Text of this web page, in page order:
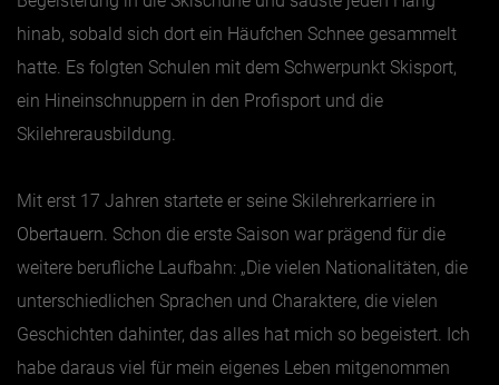
hinab, sobald sich dort ein Häufchen Schnee gesammelt
hatte. Es folgten Schulen mit dem Schwerpunkt Skisport,
ein Hineinschnuppern in den Profisport und die
Skilehrerausbildung.
Mit erst 17 Jahren startete er seine Skilehrerkarriere in
Obertauern. Schon die erste Saison war prägend für die
weitere berufliche Laufbahn: „Die vielen Nationalitäten, die
unterschiedlichen Sprachen und Charaktere, die vielen
Geschichten dahinter, das alles hat mich so begeistert. Ich
habe daraus viel für mein eigenes Leben mitgenommen